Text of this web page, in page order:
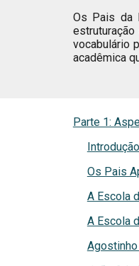
Os Pais da
vocabulário
acadêmica
Parte 1:
Os Pais
A Escola
A Escola